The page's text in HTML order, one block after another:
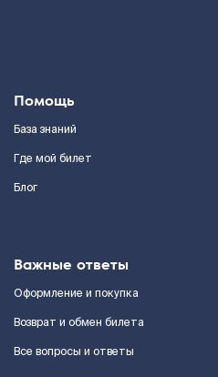
Помощь
База знаний
Где мой билет
Блог
Важные ответы
Оформление и покупка
Возврат и обмен билета
Все вопросы и ответы